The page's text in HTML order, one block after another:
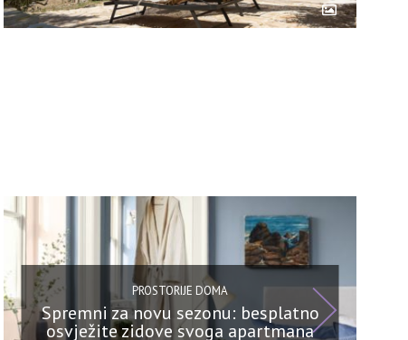
PROSTORIJE DOMA
Spremni za novu sezonu: besplatno
osvježite zidove svoga apartmana